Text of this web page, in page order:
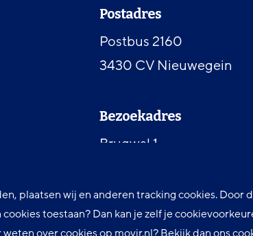
plaatsen wij en anderen tracking cookies. Door
toestaan? Dan kan je zelf je
Postadres
Postbus 2160
3430 CV Nieuwegein
Bezoekadres
Brugwal 1
Telefoon